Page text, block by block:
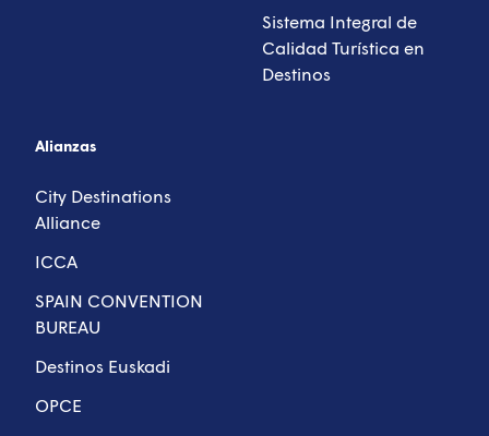
Sistema Integral de
Calidad Turística en
Destinos
Alianzas
City Destinations
Alliance
ICCA
SPAIN CONVENTION
BUREAU
Destinos Euskadi
OPCE